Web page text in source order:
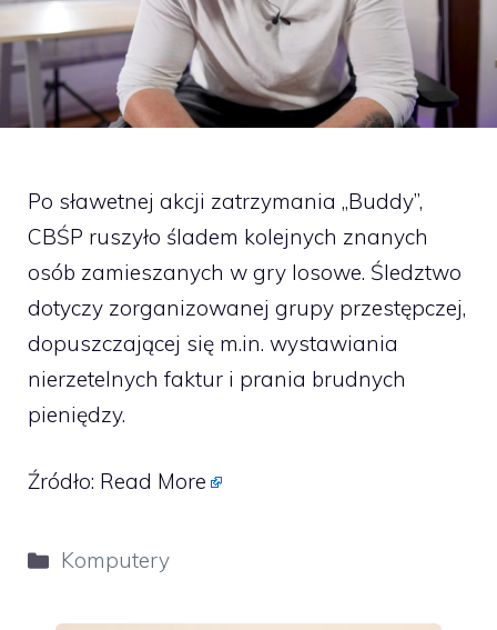
Po sławetnej akcji zatrzymania „Buddy”,
CBŚP ruszyło śladem kolejnych znanych
osób zamieszanych w gry losowe. Śledztwo
dotyczy zorganizowanej grupy przestępczej,
dopuszczającej się m.in. wystawiania
nierzetelnych faktur i prania brudnych
pieniędzy.
Źródło: Read More
Kategorie
Komputery